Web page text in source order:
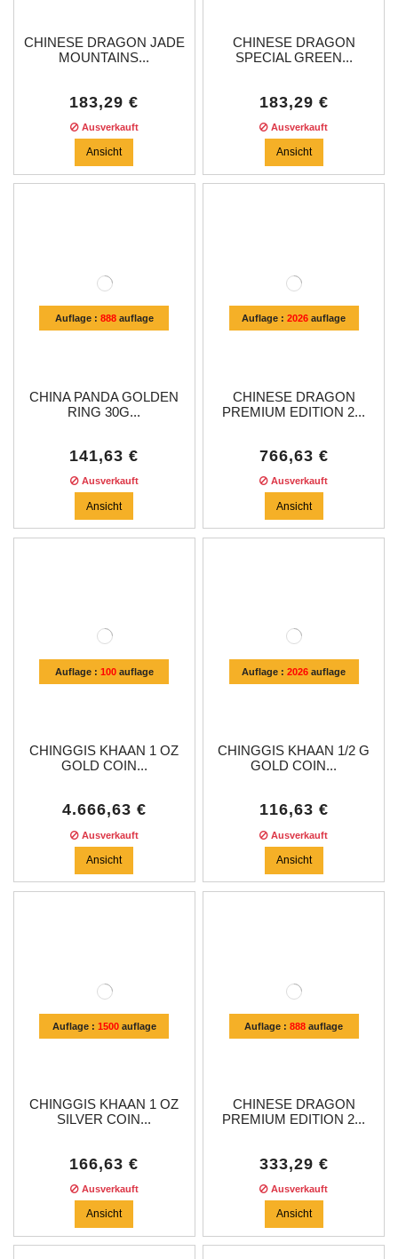
CHINESE DRAGON JADE
MOUNTAINS...
183,29 €
Ausverkauft
Ansicht
CHINESE DRAGON
SPECIAL GREEN...
183,29 €
Ausverkauft
Ansicht
Auflage : 888auflage
CHINA PANDA GOLDEN
RING 30G...
141,63 €
Ausverkauft
Ansicht
Auflage :2026 auflage
CHINESE DRAGON
PREMIUM EDITION 2...
766,63 €
Ausverkauft
Ansicht
Auflage : 100auflage
CHINGGIS KHAAN 1 OZ
GOLD COIN...
4.666,63 €
Ausverkauft
Ansicht
Auflage :2026 auflage
CHINGGIS KHAAN 1/2 G
GOLD COIN...
116,63 €
Ausverkauft
Ansicht
Auflage : 1500auflage
CHINGGIS KHAAN 1 OZ
SILVER COIN...
166,63 €
Ausverkauft
Ansicht
Auflage :888 auflage
CHINESE DRAGON
PREMIUM EDITION 2...
333,29 €
Ausverkauft
Ansicht